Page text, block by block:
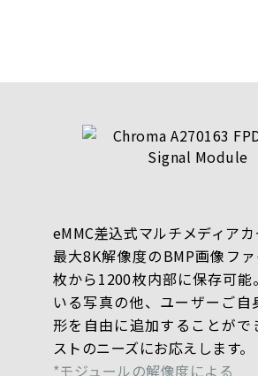
eMMC差込式マルチメディアカ
最大8K解像度のBMP画像フ
枚から1200枚内部に保存可能
いる写真の他、ユーザーご自
形を自由に追加することがで
ストのニーズにお応えします。
*モジュールの解像度による